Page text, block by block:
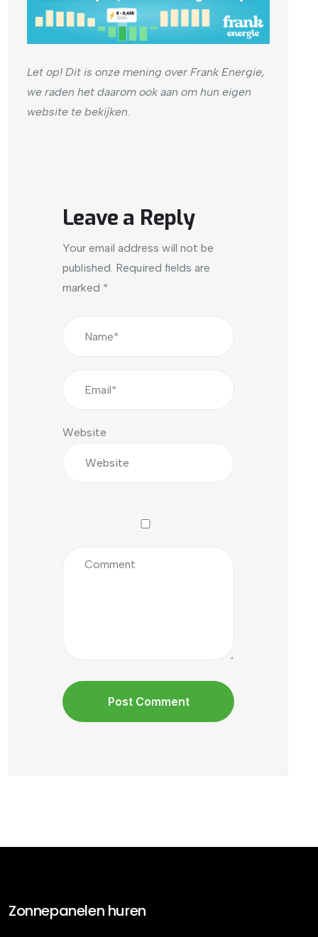
Let op! Dit is onze mening over Frank Energie,
we raden het daarom ook aan om hun eigen
website te bekijken.
Leave a Reply
Your email address will not be
published. Required fields are
marked *
Website
Zonnepanelen huren